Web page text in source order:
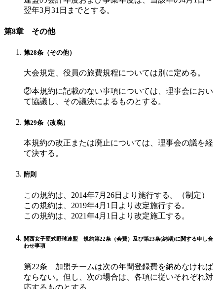
翌年3月31日までとする。
第8章 その他
第28条（その他）
大会規定、役員の旅費規程については別に定める。
②本規約に記載のない事項については、理事会におい
て協議し、その議決によるものとする。
第29条（改廃）
本規約の改正または廃止については、理事会の議を経
て決する。
附則
この規約は、2014年7月26日より施行する。（制定）
この規約は、2019年4月1日より改定施行する。
この規約は、2021年4月1日より改定施工する。
関西女子硬式野球連盟 規約第22条（会費）及び第23条(納期)に関する申し合
わせ事項
第22条 加盟チームは次の年間登録費を納めなければ
ならない。但し、次の場合は、各項に従いそれぞれ対
応するものとする。